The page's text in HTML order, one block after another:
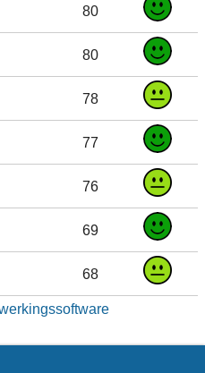
80
80
78
77
76
69
68